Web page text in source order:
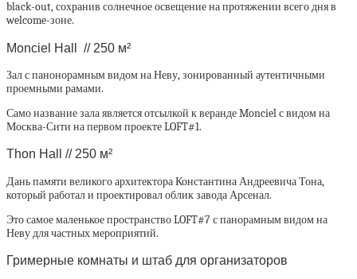
black-out, сохранив солнечное освещение на протяжении всего дня в
welcome-зоне.
Monciel Hall // 250 м²
Зал с панонорамным видом на Неву, зонированный аутентичными
проемными рамами.
Само название зала является отсылкой к веранде Monciel с видом на
Москва-Сити на первом проекте LOFT#1.
Thon Hall // 250 м²
Дань памяти великого архитектора Константина Андреевича Тона,
который работал и проектировал облик завода Арсенал.
Это самое маленькое пространство LOFT#7 с панорамным видом на
Неву для частных мероприятий.
Гримерные комнаты и штаб для организаторов